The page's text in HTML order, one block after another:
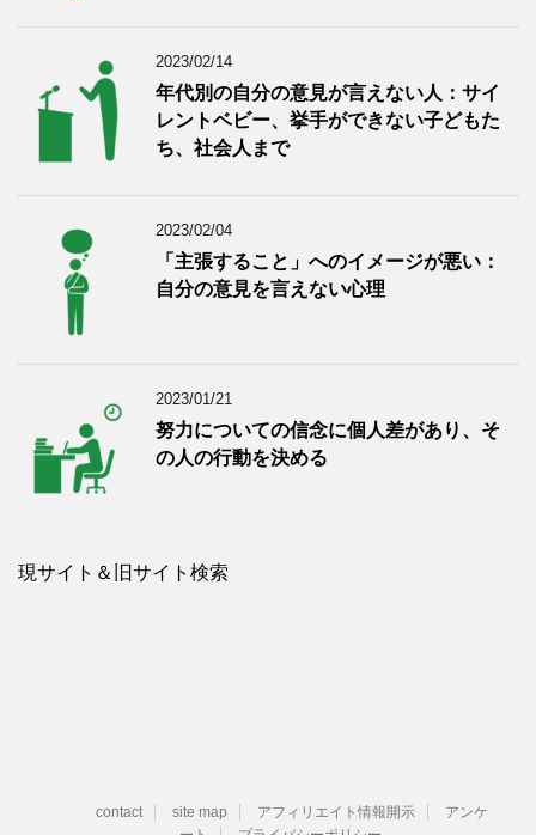
2023/02/14
年代別の自分の意見が言えない人：サイ
レントベビー、挙手ができない子どもた
ち、社会人まで
2023/02/04
「主張すること」へのイメージが悪い：
自分の意見を言えない心理
2023/01/21
努力についての信念に個人差があり、そ
の人の行動を決める
現サイト＆旧サイト検索
contact site map アフィリエイト情報開示
アンケ